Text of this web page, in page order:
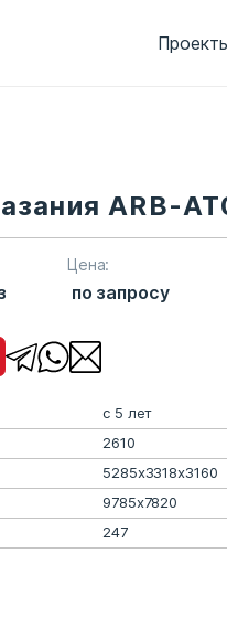
ARB-
Цена:
по запросу
с 5 лет
2610
5285х3318х3160
9785x7820
247